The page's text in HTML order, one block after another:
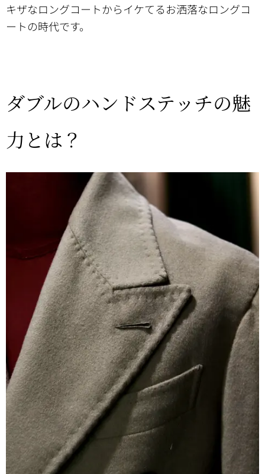
キザなロングコートからイケてるお洒落なロングコ
ートの時代です。
ダブルのハンドステッチの魅
力とは？